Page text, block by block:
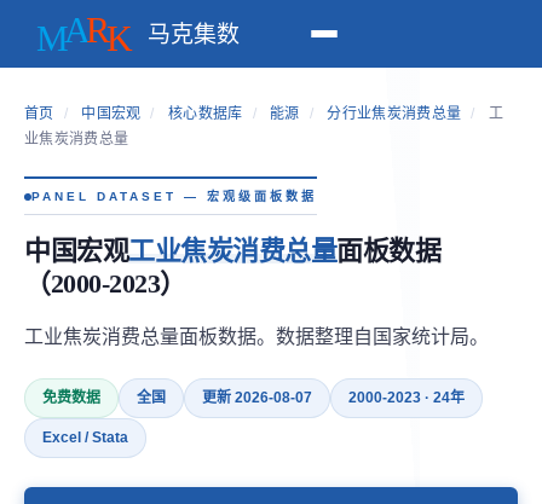
马克集数
首页 / 中国宏观 / 核心数据库 / 能源 / 分行业焦炭消费总量 /
工
业焦炭消费总量
PANEL DATASET — 宏观级面板数据
中国宏观工业焦炭消费总量面板数据
（2000-2023）
工业焦炭消费总量面板数据。数据整理自国家统计局。
免费数据 全国 更新 2026-08-07 2000-2023 · 24年
Excel / Stata